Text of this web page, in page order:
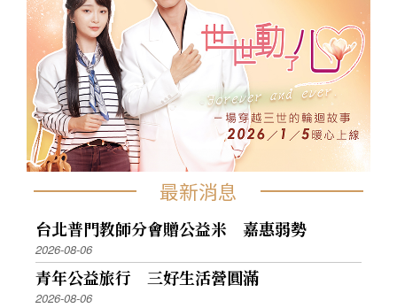
最新消息
台北普門教師分會贈公益米 嘉惠弱勢
2026-08-06
青年公益旅行 三好生活營圓滿
2026-08-06